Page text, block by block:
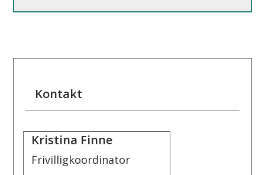
Kontakt
Kristina Finne
Frivilligkoordinator